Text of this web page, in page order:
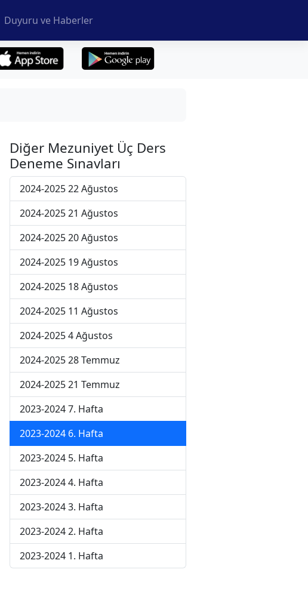
Duyuru ve Haberler
Diğer Mezuniyet Üç Ders
Deneme Sınavları
2024-2025 22 Ağustos
2024-2025 21 Ağustos
2024-2025 20 Ağustos
2024-2025 19 Ağustos
2024-2025 18 Ağustos
2024-2025 11 Ağustos
2024-2025 4 Ağustos
2024-2025 28 Temmuz
2024-2025 21 Temmuz
2023-2024 7. Hafta
2023-2024 6. Hafta
2023-2024 5. Hafta
2023-2024 4. Hafta
2023-2024 3. Hafta
2023-2024 2. Hafta
2023-2024 1. Hafta